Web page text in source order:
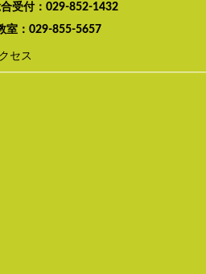
受付： 029-852-1432
室： 029-855-5657
セス